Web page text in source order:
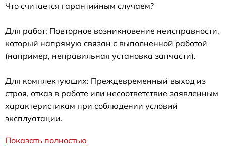
Что считается гарантийным случаем?
Для работ: Повторное возникновение неисправности,
который напрямую связан с выполненной работой
(например, неправильная установка запчасти).
Для комплектующих: Преждевременный выход из
строя, отказ в работе или несоответствие заявленным
характеристикам при соблюдении условий
эксплуатации.
Показать полностью